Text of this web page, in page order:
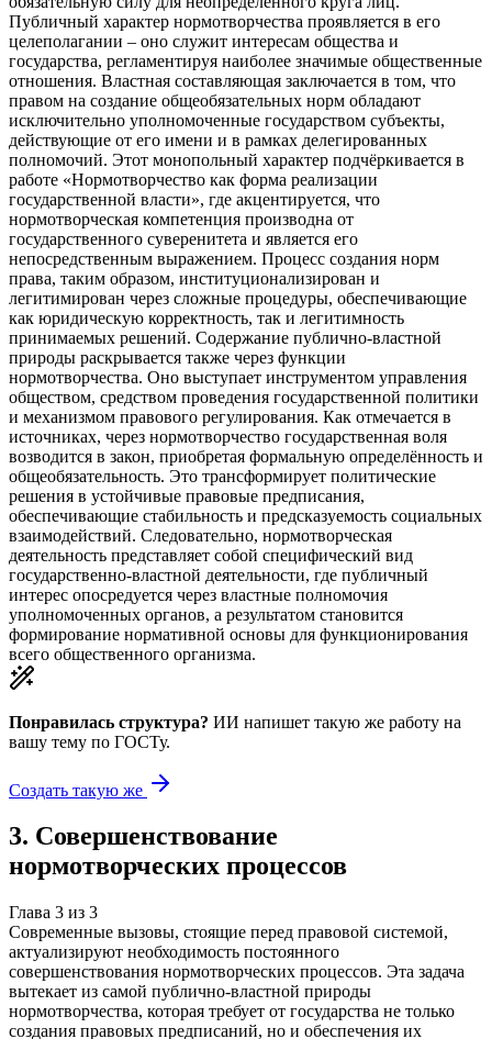
Публичный характер нормотворчества проявляется в его
целеполагании – оно служит интересам общества и
государства, регламентируя наиболее значимые общественные
отношения. Властная составляющая заключается в том, что
правом на создание общеобязательных норм обладают
исключительно уполномоченные государством субъекты,
действующие от его имени и в рамках делегированных
полномочий. Этот монопольный характер подчёркивается в
работе «Нормотворчество как форма реализации
государственной власти», где акцентируется, что
нормотворческая компетенция производна от
государственного суверенитета и является его
непосредственным выражением. Процесс создания норм
права, таким образом, институционализирован и
легитимирован через сложные процедуры, обеспечивающие
как юридическую корректность, так и легитимность
принимаемых решений. Содержание публично-властной
природы раскрывается также через функции
нормотворчества. Оно выступает инструментом управления
обществом, средством проведения государственной политики
и механизмом правового регулирования. Как отмечается в
источниках, через нормотворчество государственная воля
возводится в закон, приобретая формальную определённость и
общеобязательность. Это трансформирует политические
решения в устойчивые правовые предписания,
обеспечивающие стабильность и предсказуемость социальных
взаимодействий. Следовательно, нормотворческая
деятельность представляет собой специфический вид
государственно-властной деятельности, где публичный
интерес опосредуется через властные полномочия
уполномоченных органов, а результатом становится
формирование нормативной основы для функционирования
всего общественного организма.
Понравилась структура? ИИ напишет такую же работу на
вашу тему по ГОСТу.
Создать такую же
3. Совершенствование
нормотворческих процессов
Глава 3 из 3
Современные вызовы, стоящие перед правовой системой,
актуализируют необходимость постоянного
совершенствования нормотворческих процессов. Эта задача
вытекает из самой публично-властной природы
нормотворчества, которая требует от государства не только
создания правовых предписаний, но и обеспечения их